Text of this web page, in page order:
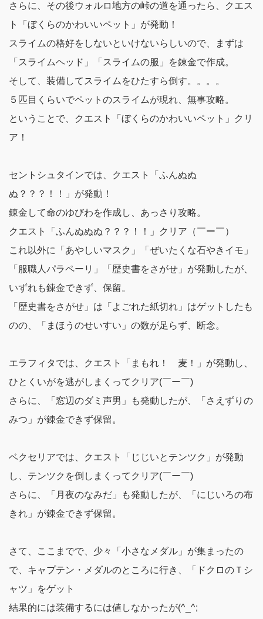
さらに、その後ウォルロ地方の峠の道を通ったら、
クエス
ト「ぼくらのかわいいペット」が発動！
スライムの格好をしないといけないらしいので、まずは
「スライムヘッド」「スライムの服」を錬金で作成。
そして、装備してスライムをひたすら倒す。。。。
５匹目くらいでペットのスライムが現れ、無事攻略。
ということで、
クエスト「ぼくらのかわいいペット」クリ
ア！
セントシュタインでは、
クエスト「ふんぬぬ
ぬ？？？！！」が発動！
錬金して命のゆびわを作成し、あっさり攻略。
クエスト「ふんぬぬぬ？？？！！」クリア（￣ー￣）
これ以外に「あやしいマスク」「ぜいたくな石やきイモ」
「服職人パラペーリ」「歴史書をさがせ」が発動したが、
いずれも錬金できず、保留。
「歴史書をさがせ」は「よごれた紙切れ」はゲットしたも
のの、「まほうのせいすい」の数が足らず、断念。
エラフィタでは、
クエスト「まもれ！ 麦！」が発動し、
ひとくいがを逃がしまくってクリア(￣ー￣)
さらに、
「窓辺のダミ声男」も発動したが、「さえずりの
みつ」が錬金できず保留。
ベクセリアでは、
クエスト「じじいとテンツク」が発動
し、テンツクを倒しまくってクリア(￣ー￣)
さらに、
「月夜のなみだ」も発動したが、「にじいろの布
きれ」が錬金できず保留。
さて、ここまでで、少々「小さなメダル」が集まったの
で、キャプテン・メダルのところに行き、
「ドクロのＴシ
ャツ」をゲット
結果的には装備するには値しなかったが(^_^;